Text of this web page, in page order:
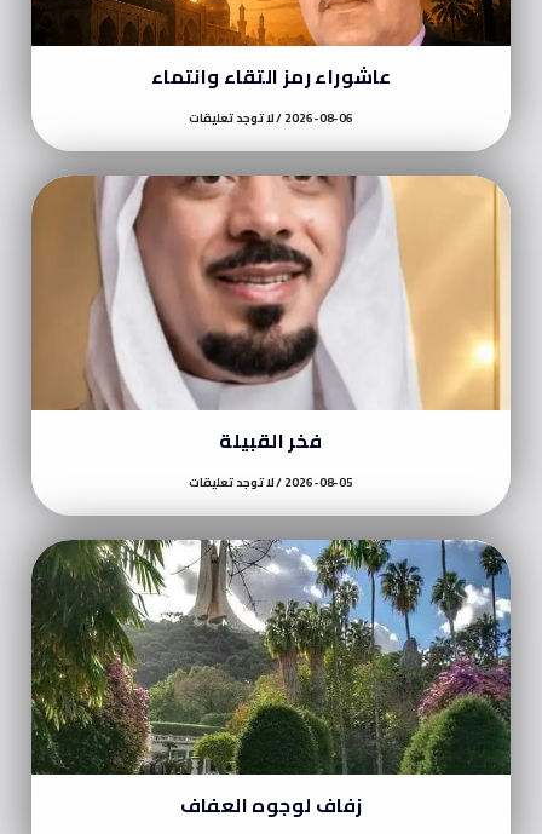
عاشوراء رمز التقاء وانتماء
2026-08-06 لا توجد تعليقات
فخر القبيلة
2026-08-05 لا توجد تعليقات
زفاف لوجوه العفاف